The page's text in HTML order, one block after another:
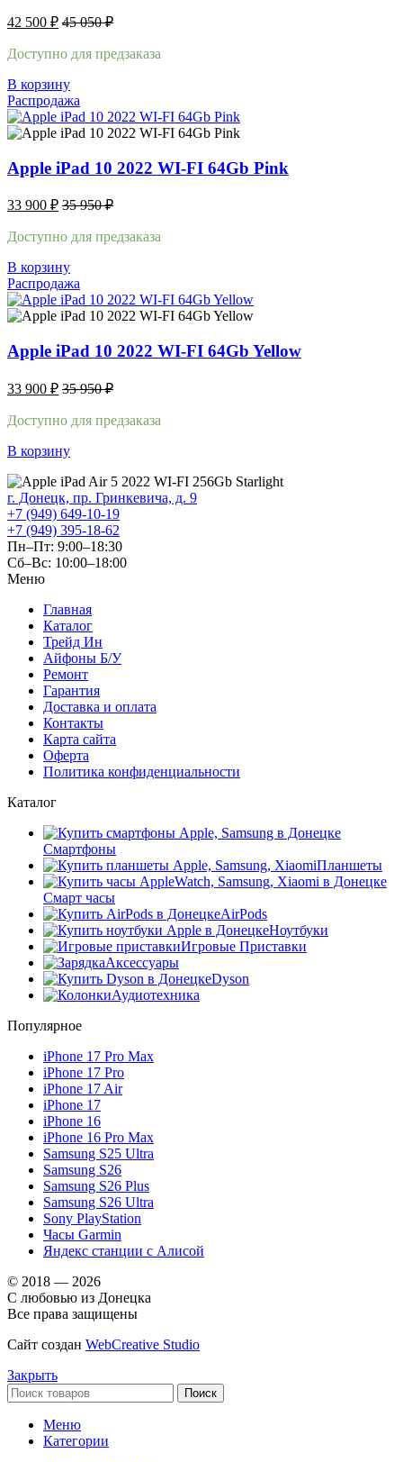
42 500 ₽ 45 050₽
Доступно для предзаказа
В корзину
Распродажа
Apple iPad 10 2022 WI-FI 64Gb Pink
33 900 ₽ 35 950₽
Доступно для предзаказа
В корзину
Распродажа
Apple iPad 10 2022 WI-FI 64Gb Yellow
33 900 ₽ 35 950₽
Доступно для предзаказа
В корзину
г. Донецк, пр. Гринкевича, д. 9
+7 (949) 649-10-19
+7 (949) 395-18-62
Пн–Пт: 9:00–18:30
Сб–Вс: 10:00–18:00
Меню
Главная
Каталог
Трейд Ин
Айфоны Б/У
Ремонт
Гарантия
Доставка и оплата
Контакты
Карта сайта
Оферта
Политика конфиденциальности
Каталог
Смартфоны
Планшеты
Смарт часы
AirPods
Ноутбуки
Игровые Приставки
Аксессуары
Dyson
Аудиотехника
Популярное
iPhone 17 Pro Max
iPhone 17 Pro
iPhone 17 Air
iPhone 17
iPhone 16
iPhone 16 Pro Max
Samsung S25 Ultra
Samsung S26
Samsung S26 Plus
Samsung S26 Ultra
Sony PlayStation
Часы Garmin
Яндекс станции с Алисой
© 2018 — 2026
С любовью из Донецка
Все права защищены
Сайт создан WebCreative Studio
Закрыть
Поиск
Меню
Категории